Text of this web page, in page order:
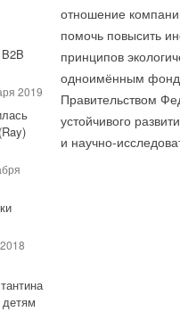
2019
отношение
помочь повысить
принципов
одноимённым
Правительством
устойчивого
и научно-
Помимо
переход на
существенно — на
это значит, что во
ТЭЦ и расходовать
позволит
расходов на
Радиаторы, конвекторы